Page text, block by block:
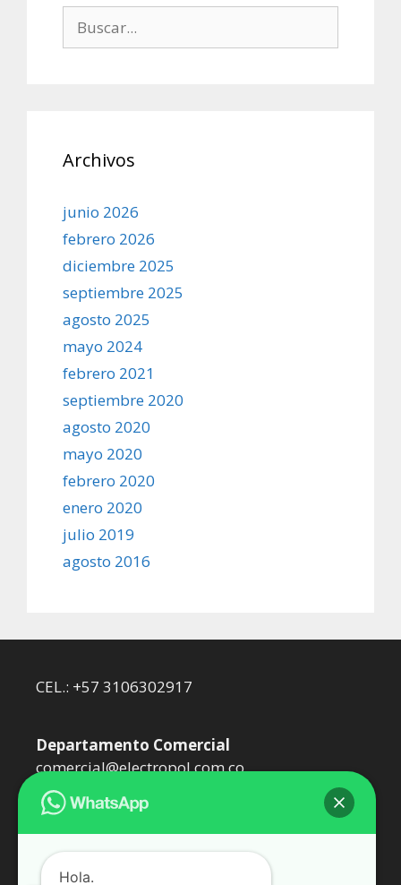
Archivos
junio 2026
febrero 2026
diciembre 2025
septiembre 2025
agosto 2025
mayo 2024
febrero 2021
septiembre 2020
agosto 2020
mayo 2020
febrero 2020
enero 2020
julio 2019
agosto 2016
CEL.: +57 3106302917
Departamento Comercial
comercial@electropol.com.co
dtecnico@electropol.com.co
Hola.